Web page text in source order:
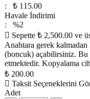
: ₺ 115.00
Havale İndirimi
: %2
Sepette ₺ 2,500.00 ve
Anahtara gerek kalmadan
(boncuk) açabilirsiniz.
etmektedir. Kopyalama
₺ 200.00
Taksit Seçeneklerini
Adet